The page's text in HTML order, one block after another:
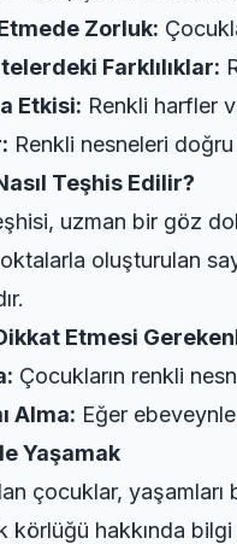
Zorluk:
Farklılıklar:
Etkisi: Renkli harfler
Renkli nesneleri
Teşhis Edilir?
uzman bir göz
oluşturulan
Etmesi
Çocukların renkli
Alma: Eğer
Yaşamak
çocuklar,
körlüğü hakkında